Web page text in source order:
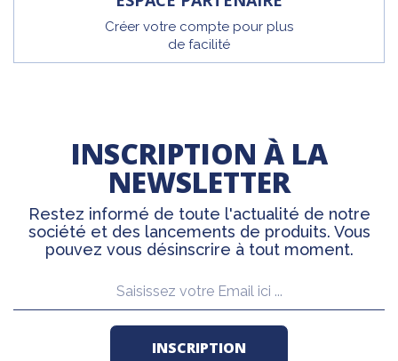
Créer votre compte pour plus
de facilité
INSCRIPTION À LA
NEWSLETTER
Restez informé de toute l'actualité de notre
société et des lancements de produits. Vous
pouvez vous désinscrire à tout moment.